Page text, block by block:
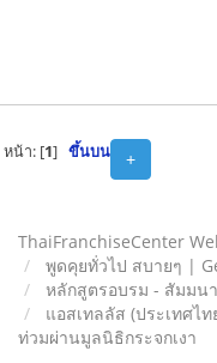
+
หน้า: [1] ขึ้นบน
ThaiFranchiseCenter
พูดคุยทั่วไป สบายๆ |
หลักสูตรอบรม - สัมมน
แอสเทลลัส (ประเทศไ
ท่วมผ่านมูลนิธิกระจกเงา